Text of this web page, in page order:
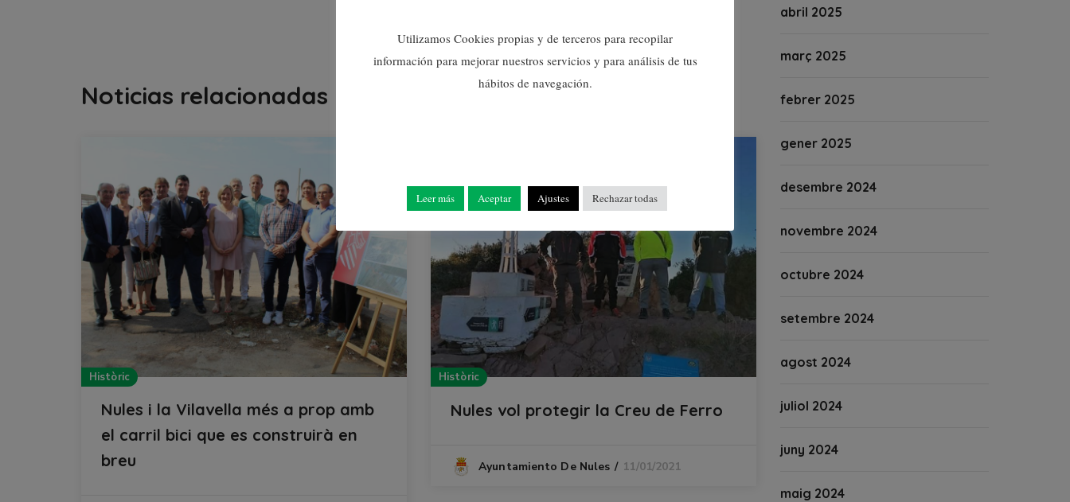
Noticias relacionadas
Històric
Nules i la Vilavella més a prop amb
el carril bici que es construirà en
breu
Històric
Nules vol protegir la Creu de Ferro
Ayuntamiento De Nules 11/01/2021
abril 2025
març 2025
febrer 2025
gener 2025
desembre 2024
novembre 2024
octubre 2024
setembre 2024
agost 2024
juliol 2024
juny 2024
maig 2024
Utilizamos Cookies propias y de terceros para recopilar
información para mejorar nuestros servicios y para análisis de tus
hábitos de navegación.
Leer más Aceptar Ajustes Rechazar todas